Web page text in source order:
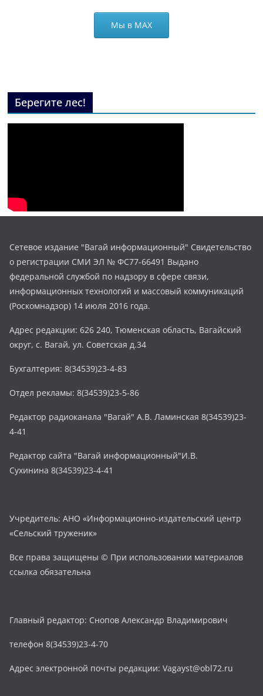
Мы в МАХ
Берегите лес!
Сетевое издание "Вагай информационный" Свидетельство
о регистрации СМИ ЭЛ № ФС77-66491 Выдано
федеральной службой по надзору в сфере связи,
информационных технологий и массовый коммуникаций
(Роскомнадзор) 14 июля 2016 года.
Адрес редакции: 626 240, Тюменская область, Вагайский
округ, с. Вагай, ул. Советская д.34
Бухгалтерия: 8(34539)23-4-83
Отдел рекламы: 8(34539)23-5-86
Редактор радиоканала "Вагай" А.В. Ламинская 8(34539)23-
4-41
Редактор сайта "Вагай информационный"И.В.
Сухинина 8(34539)23-4-41
Учредитель: АНО «Информационно-издательский центр
«Сельский труженик»
Все права защищены © При использовании материалов
ссылка обязательна
Главный редактор: Снопов Александр Владимирович
телефон 8(34539)23-4-70
Адрес электронной почты редакции: Vagayst@obl72.ru